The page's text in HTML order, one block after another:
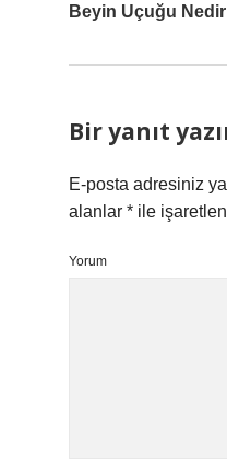
Beyin Uçuğu Nedir
Bir yanıt
E-posta adresiniz
alanlar * ile
Yorum